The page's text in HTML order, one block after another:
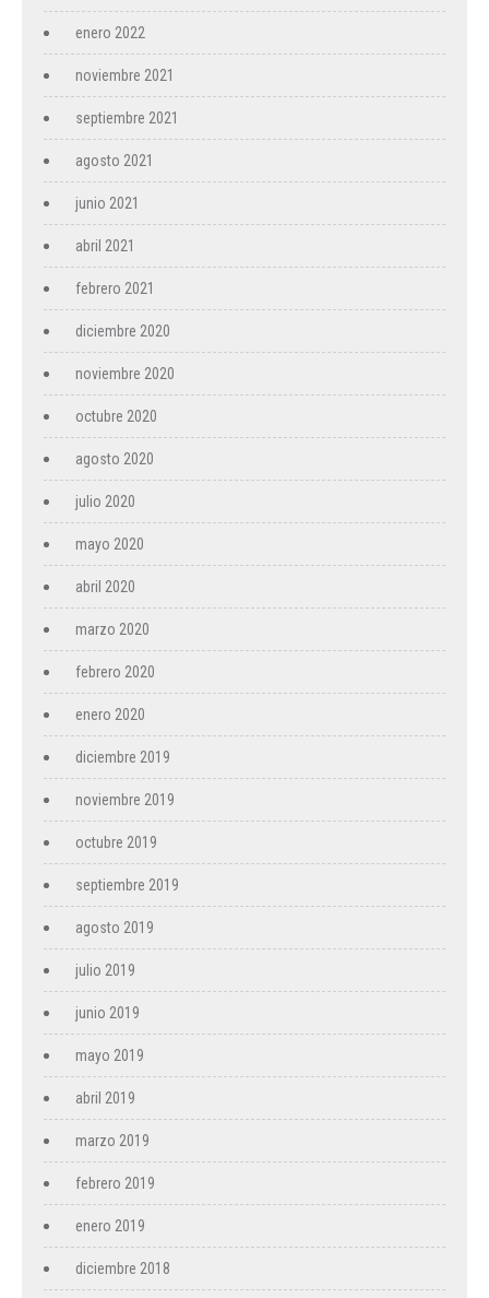
enero 2022
noviembre 2021
septiembre 2021
agosto 2021
junio 2021
abril 2021
febrero 2021
diciembre 2020
noviembre 2020
octubre 2020
agosto 2020
julio 2020
mayo 2020
abril 2020
marzo 2020
febrero 2020
enero 2020
diciembre 2019
noviembre 2019
octubre 2019
septiembre 2019
agosto 2019
julio 2019
junio 2019
mayo 2019
abril 2019
marzo 2019
febrero 2019
enero 2019
diciembre 2018